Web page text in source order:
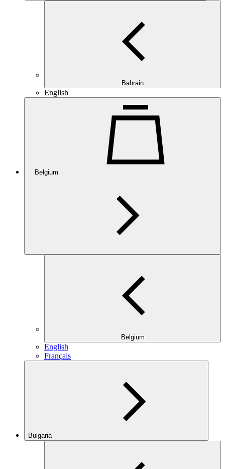
Bahrain
English
Belgium
Belgium
English
Français
Bulgaria